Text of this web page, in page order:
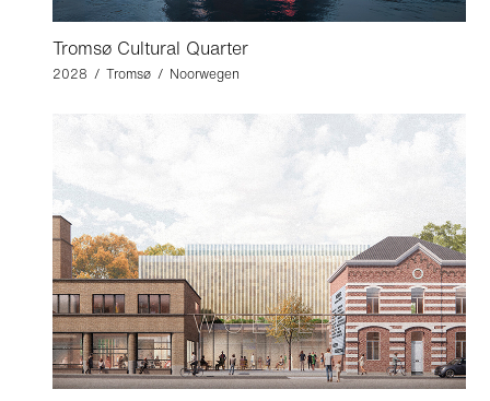
Tromsø Cultural Quarter
2028 / Tromsø / Noorwegen